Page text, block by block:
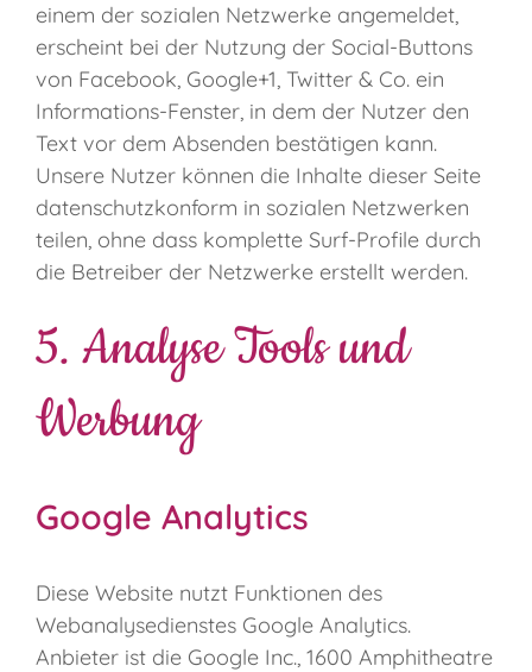
einem der sozialen Netzwerke angemeldet,
erscheint bei der Nutzung der Social-Buttons
von Facebook, Google+1, Twitter & Co. ein
Informations-Fenster, in dem der Nutzer den
Text vor dem Absenden bestätigen kann.
Unsere Nutzer können die Inhalte dieser Seite
datenschutzkonform in sozialen Netzwerken
teilen, ohne dass komplette Surf-Profile durch
die Betreiber der Netzwerke erstellt werden.
5. Analyse Tools und
Werbung
Google Analytics
Diese Website nutzt Funktionen des
Webanalysedienstes Google Analytics.
Anbieter ist die Google Inc., 1600 Amphitheatre